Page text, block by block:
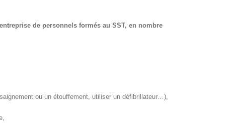
de personnels formés au SST, en nombre
ou un étouffement, utiliser un défibrillateur…),